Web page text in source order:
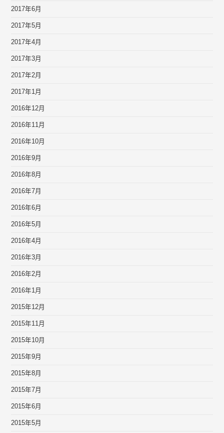
2017年6月
2017年5月
2017年4月
2017年3月
2017年2月
2017年1月
2016年12月
2016年11月
2016年10月
2016年9月
2016年8月
2016年7月
2016年6月
2016年5月
2016年4月
2016年3月
2016年2月
2016年1月
2015年12月
2015年11月
2015年10月
2015年9月
2015年8月
2015年7月
2015年6月
2015年5月